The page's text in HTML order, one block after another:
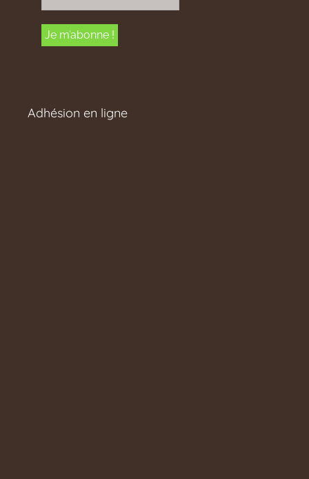
Adhésion en ligne